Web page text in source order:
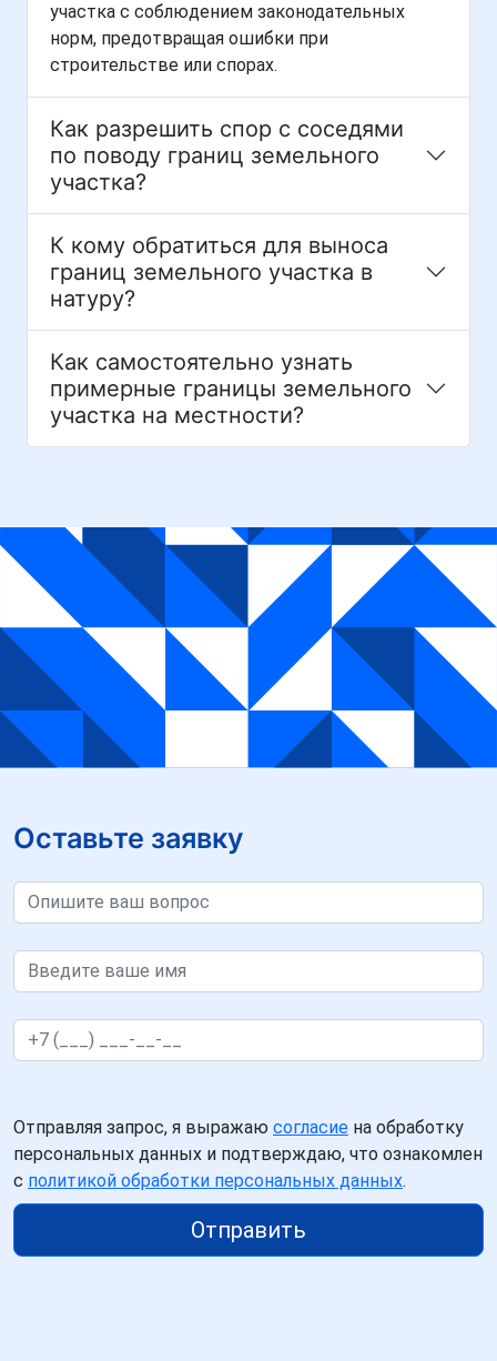
участка с соблюдением законодательных
норм, предотвращая ошибки при
строительстве или спорах.
Как разрешить спор с соседями
по поводу границ земельного
участка?
К кому обратиться для выноса
границ земельного участка в
натуру?
Как самостоятельно узнать
примерные границы земельного
участка на местности?
Оставьте заявку
Отправляя запрос, я выражаю согласие на обработку
персональных данных и подтверждаю, что ознакомлен
с политикой обработки персональных данных.
Отправить